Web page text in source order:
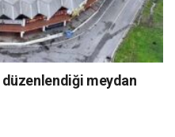
düzenlendiği meydan